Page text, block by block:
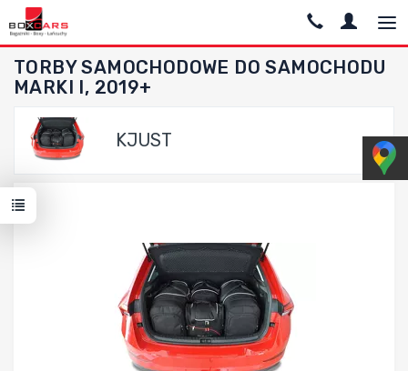
TORBY SAMOCHODOWE DO SAMOCHODU
MARKI I, 2019+
KJUST